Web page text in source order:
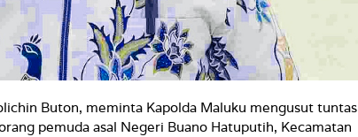
Buton, meminta Kapolda Maluku mengusut tuntas
pemuda asal Negeri Buano Hatuputih, Kecamatan